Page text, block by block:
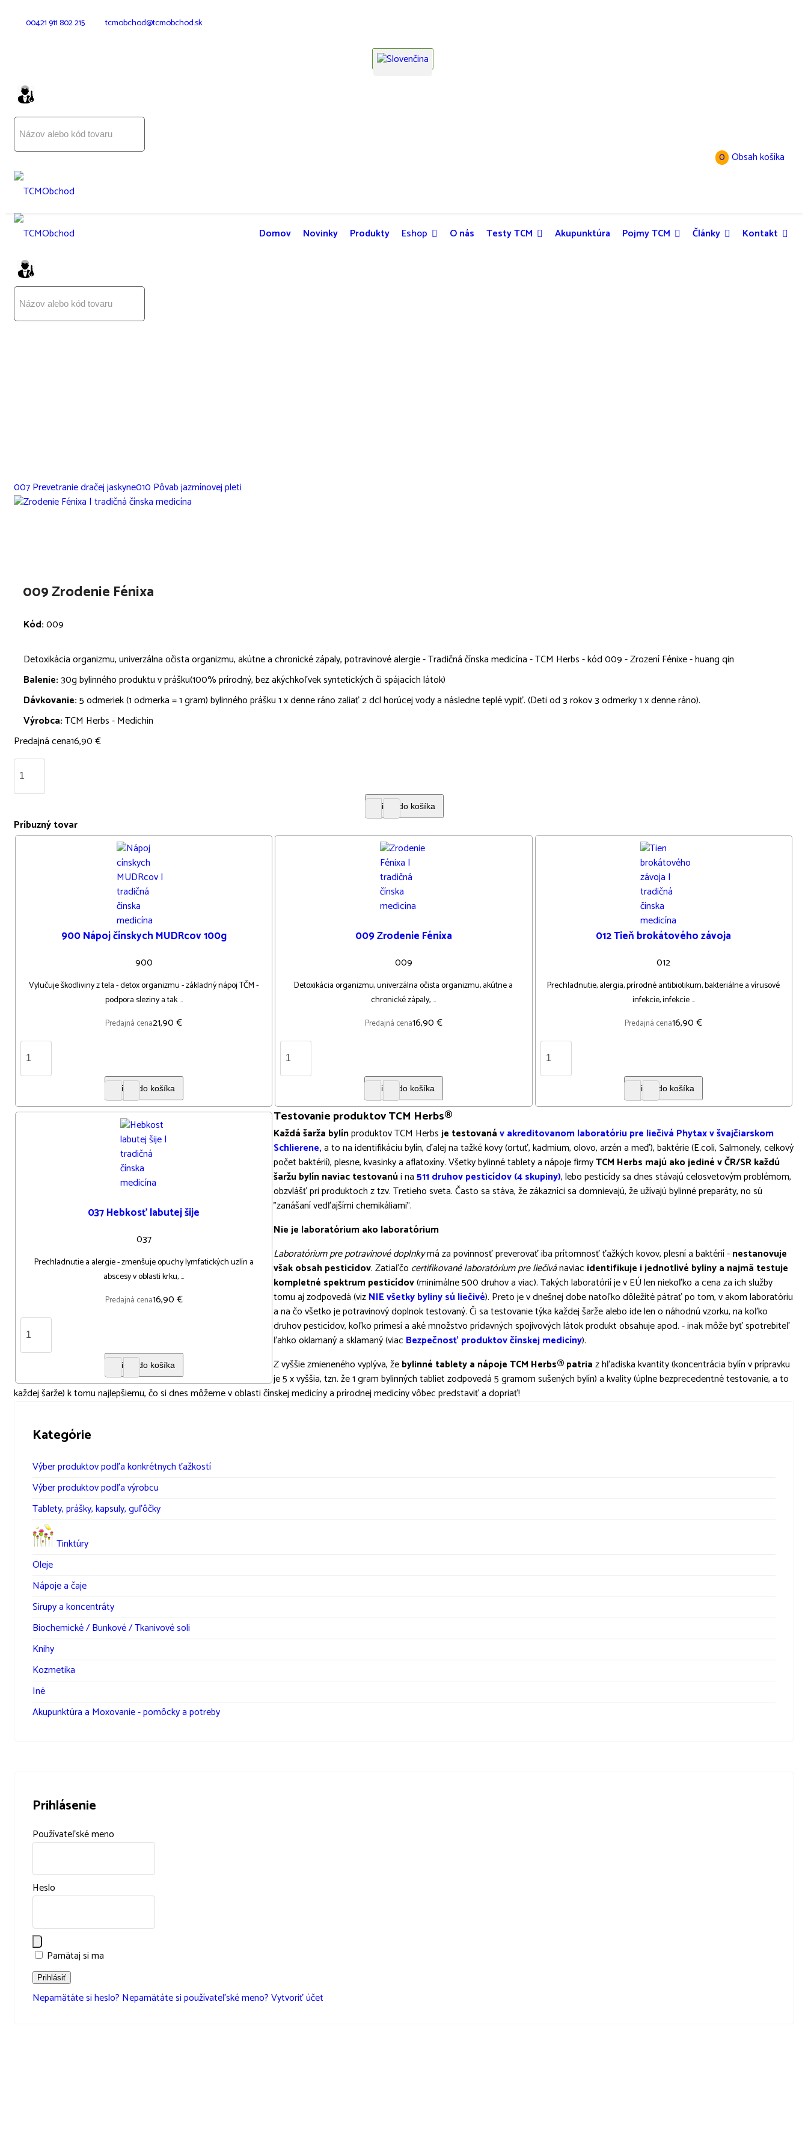
00421 911 802 215 tcmobchod@tcmobchod.sk
Vyberte váš jazyk
0 Obsah košíka
Domov Novinky Produkty Eshop O nás Testy TCM Akupunktúra Pojmy TCM Články Kontakt
007 Prevetranie dračej jaskyne010 Pôvab jazmínovej pleti
009 Zrodenie Fénixa
Kód:009
Detoxikácia organizmu, univerzálna očista organizmu, akútne a chronické zápaly, potravinové alergie - Tradičná čínska medicína - TCM Herbs - kód 009 - Zrození Fénixe - huang qin
Balenie:30g bylinného produktu v prášku(100% prírodný, bez akýchkoľvek syntetických či spájacích látok)
Dávkovanie:5 odmeriek (1 odmerka = 1 gram) bylinného prášku 1 x denne ráno zaliať 2 dcl horúcej vody a následne teplé vypiť. (Deti od 3 rokov 3 odmerky 1 x denne ráno).
Výrobca:TCM Herbs - Medichin
Predajná cena16,90 €
Príbuzný tovar
900 Nápoj čínskych MUDRcov 100g
900
Vylučuje škodliviny z tela - detox organizmu - základný nápoj TČM -
podpora sleziny a tak ...
Predajná cena21,90 €
009 Zrodenie Fénixa
009
Detoxikácia organizmu, univerzálna očista organizmu, akútne a
chronické zápaly, ...
Predajná cena16,90 €
012 Tieň brokátového závoja
012
Prechladnutie, alergia, prírodné antibiotikum, bakteriálne a vírusové
infekcie, infekcie ...
Predajná cena16,90 €
037 Hebkosť labutej šije
037
Prechladnutie a alergie - zmenšuje opuchy lymfatických uzlín a
abscesy v oblasti krku, ...
Predajná cena16,90 €
Testovanie produktov TCM Herbs®
Každá šarža bylínproduktov TCM Herbsje testovanáv akreditovanom laboratóriu pre liečivá Phytax v švajčiarskom
Schlierene,a to na identifikáciu bylín, ďalej na tažké kovy (ortuť, kadmium, olovo, arzén a meď), baktérie (E.coli, Salmonely, celkový
počet baktérií), plesne, kvasinky a aflatoxíny. Všetky bylinné tablety a nápoje firmyTCM Herbs majú ako jediné v ČR/SR každú
šaržu bylín naviac testovanúi na511 druhov pesticídov (4 skupiny), lebo pesticídy sa dnes stávajú celosvetovým problémom,
obzvlášť pri produktoch z tzv. Tretieho sveta. Často sa stáva, že zákazníci sa domnievajú, že užívajú bylinné preparáty, no sú
"zanášaní vedľajšími chemikáliami".
Nie je laboratórium ako laboratórium
Laboratórium pre potravinové doplnkymá za povinnosť preverovať iba prítomnosť ťažkých kovov, plesní a baktérií -nestanovuje
však obsah pesticídov. Zatiaľčo certifikované laboratórium pre liečivánaviac identifikuje i jednotlivé byliny a najmä testuje
kompletné spektrum pesticídov(minimálne 500 druhov a viac). Takých laboratórií je v EÚ len niekoľko a cena za ich služby
tomu aj zodpovedá (vizNIE všetky byliny sú liečivé). Preto je v dnešnej dobe natoľko dôležité pátrať po tom, v akom laboratóriu
a na čo všetko je potravinový doplnok testovaný. Či sa testovanie týka každej šarže alebo ide len o náhodnú vzorku, na koľko
druhov pesticídov, koľko prímesí a aké množstvo prídavných spojivových látok produkt obsahuje apod. - inak môže byť spotrebiteľ
ľahko oklamaný a sklamaný (viac Bezpečnosť produktov čínskej medicíny).
Z vyššie zmieneného vyplýva, žebylinné tablety a nápoje TCM Herbs® patriaz hľadiska kvantity (koncentrácia bylín v prípravku
je 5 x vyššia, tzn. že 1 gram bylinných tabliet zodpovedá 5 gramom sušených bylín) a kvality (úplne bezprecedentné testovanie, a to
každej šarže) k tomu najlepšiemu, čo si dnes môžeme v oblasti čínskej medicíny a prírodnej medicíny vôbec predstaviť a dopriať!
Kategórie
Výber produktov podľa konkrétnych ťažkostí
Výber produktov podľa výrobcu
Tablety, prášky, kapsuly, guľôčky
Tinktúry
Oleje
Nápoje a čaje
Sirupy a koncentráty
Biochemické / Bunkové / Tkanivové soli
Knihy
Kozmetika
Iné
Akupunktúra a Moxovanie - pomôcky a potreby
Prihlásenie
Používateľské meno
Heslo
Pamätaj si ma
Prihlásiť
Nepamätáte si heslo? Nepamätáte si používateľské meno?Vytvoriť účet